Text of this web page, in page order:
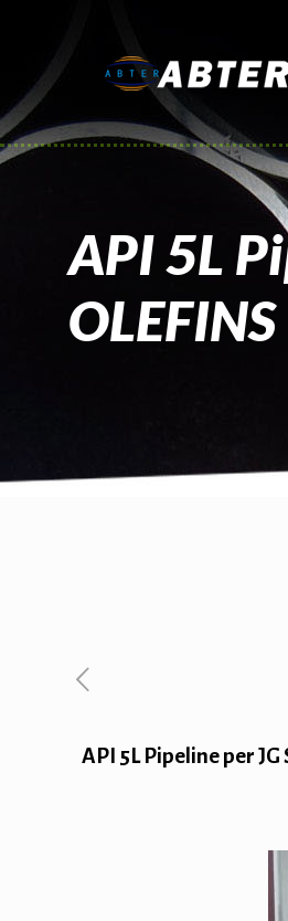
API 5L
OLEFINS
API 5L Pipeline per JG